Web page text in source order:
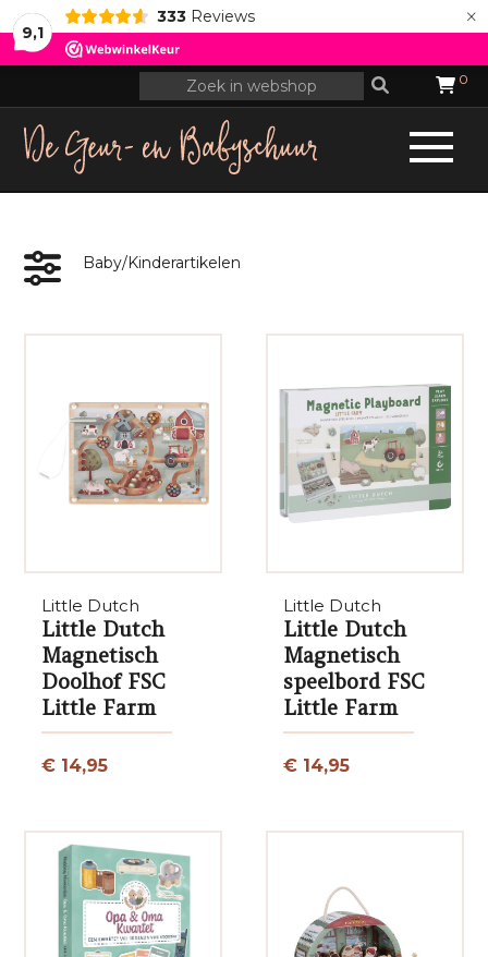
9,1
333 Reviews ×
0
Baby/Kinderartikelen
Little Dutch
Little Dutch
Magnetisch
Doolhof FSC
Little Farm
€ 14,95
Little Dutch
Little Dutch
Magnetisch
speelbord FSC
Little Farm
€ 14,95